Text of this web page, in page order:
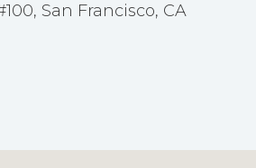
San Francisco, CA